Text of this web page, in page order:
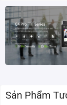
Tính năng nổi
Thân máy
Hoạt động
thoải mái
Thiết kế hợp
Sản Phẩm